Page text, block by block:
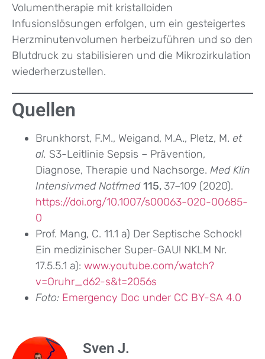
Volumentherapie mit kristalloiden
Infusionslösungen erfolgen, um ein gesteigertes
Herzminutenvolumen herbeizuführen und so den
Blutdruck zu stabilisieren und die Mikrozirkulation
wiederherzustellen.
Quellen
Brunkhorst, F.M., Weigand, M.A., Pletz, M. et
al. S3-Leitlinie Sepsis – Prävention,
Diagnose, Therapie und Nachsorge. Med Klin
Intensivmed Notfmed 115, 37–109 (2020).
https://doi.org/10.1007/s00063-020-00685-
0
Prof. Mang, C. 11.1 a) Der Septische Schock!
Ein medizinischer Super-GAU! NKLM Nr.
17.5.5.1 a): www.youtube.com/watch?
v=Oruhr_d62-s&t=2056s
Foto: Emergency Doc under CC BY-SA 4.0
Sven J.